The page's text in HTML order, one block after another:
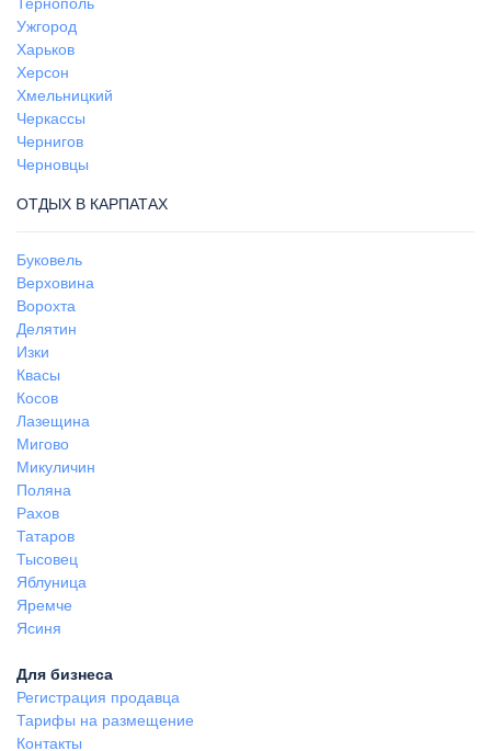
Ужгород
Харьков
Херсон
Хмельницкий
Черкассы
Чернигов
Черновцы
ОТДЫХ В КАРПАТАХ
Буковель
Верховина
Ворохта
Делятин
Изки
Квасы
Косов
Лазещина
Мигово
Микуличин
Поляна
Рахов
Татаров
Тысовец
Яблуница
Яремче
Ясиня
Для бизнеса
Регистрация продавца
Тарифы на размещение
Контакты